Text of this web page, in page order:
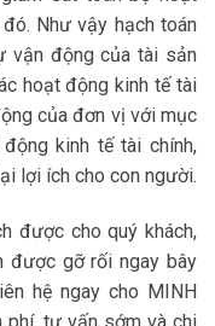
Như vậy hạch toán
vận động của tài sản
hoạt động kinh tế tài
của đơn vị với mục
kinh tế tài chính,
lợi ích cho con người.
được cho quý khách,
được gỡ rối ngay bây
hệ ngay cho MINH